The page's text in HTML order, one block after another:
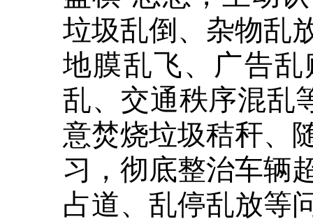
垃圾乱倒、杂物乱
地膜乱飞、广告
乱、交通秩序混乱
意焚烧垃圾秸秆、
习，彻底整治车辆
占道、乱停乱放等